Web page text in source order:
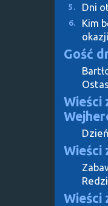
5. Dni
6.
Kim
Gość
Wieści
Wieści
Wieści